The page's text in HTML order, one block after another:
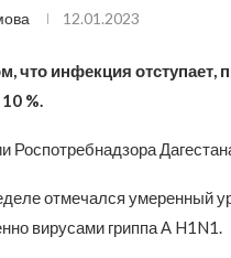
12.01.2023
что инфекция
%.
Роспотребнадзора
отмечался умеренный
вирусами гриппа А H1N1.